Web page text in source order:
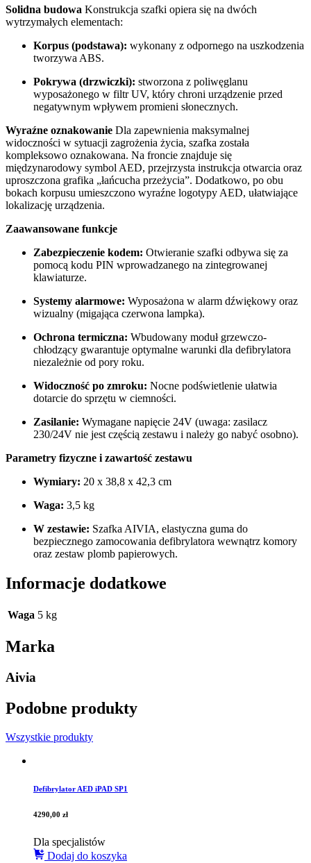
Solidna budowa Konstrukcja szafki opiera się na dwóch
wytrzymałych elementach:
Korpus (podstawa): wykonany z odpornego na uszkodzenia
tworzywa ABS.
Pokrywa (drzwiczki): stworzona z poliwęglanu
wyposażonego w filtr UV, który chroni urządzenie przed
negatywnym wpływem promieni słonecznych.
Wyraźne oznakowanie Dla zapewnienia maksymalnej
widoczności w sytuacji zagrożenia życia, szafka została
kompleksowo oznakowana. Na froncie znajduje się
międzynarodowy symbol AED, przejrzysta instrukcja otwarcia oraz
uproszczona grafika „łańcucha przeżycia”. Dodatkowo, po obu
bokach korpusu umieszczono wyraźne logotypy AED, ułatwiające
lokalizację urządzenia.
Zaawansowane funkcje
Zabezpieczenie kodem: Otwieranie szafki odbywa się za
pomocą kodu PIN wprowadzanego na zintegrowanej
klawiaturze.
Systemy alarmowe: Wyposażona w alarm dźwiękowy oraz
wizualny (migająca czerwona lampka).
Ochrona termiczna: Wbudowany moduł grzewczo-
chłodzący gwarantuje optymalne warunki dla defibrylatora
niezależnie od pory roku.
Widoczność po zmroku: Nocne podświetlenie ułatwia
dotarcie do sprzętu w ciemności.
Zasilanie: Wymagane napięcie 24V (uwaga: zasilacz
230/24V nie jest częścią zestawu i należy go nabyć osobno).
Parametry fizyczne i zawartość zestawu
Wymiary: 20 x 38,8 x 42,3 cm
Waga: 3,5 kg
W zestawie: Szafka AIVIA, elastyczna guma do
bezpiecznego zamocowania defibrylatora wewnątrz komory
oraz zestaw plomb papierowych.
Informacje dodatkowe
Waga 5 kg
Marka
Aivia
Podobne produkty
Wszystkie produkty
Defibrylator AED iPAD SP1
4290,00 zł
Dla specjalistów
Dodaj do koszyka